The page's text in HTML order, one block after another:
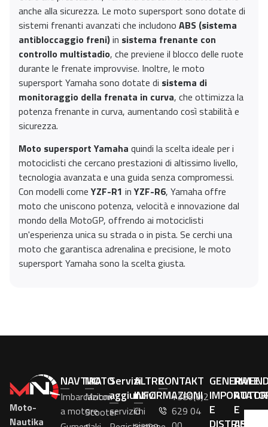
anche alla sicurezza. Le moto supersport sono dotate di
sistemi frenanti avanzati che includono ABS (sistema
antibloccaggio freni)in sistema frenante con
controllo multistadio, che previene il blocco delle ruote
durante le frenate improvvise. Inoltre, le moto
supersport Yamaha sono dotate di sistema di
monitoraggio della frenata in curva, che ottimizza la
potenza frenante in curva, aumentando così stabilità e
sicurezza.
Moto supersport Yamaha quindi la scelta ideale per i
motociclisti che cercano prestazioni di altissimo livello,
tecnologia avanzata e una guida senza compromessi.
Con modelli comeYZF-R1 inYZF-R6, Yamaha offre
moto che uniscono potenza, velocità e innovazione dal
mondo della MotoGP, offrendo ai motociclisti
un'esperienza unica su strada o in pista. Se cerchi una
moto che garantisca adrenalina e precisione, le moto
supersport Yamaha sono la scelta giusta.
Moto-
Nautika
NAVTIKA
Imbarcazioni
a motore
MOTO
Motori
Scooter
Servizi
aggiuntivi
servizio
ALTRE
INFORMAZIONI
Chi
KONTAKT
+386(0)2
629 04
GENERALE
E
E